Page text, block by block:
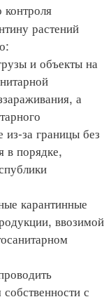
растений
и объекты на
а
из-за границы без
в порядке,
карантинные
ввозимой
с